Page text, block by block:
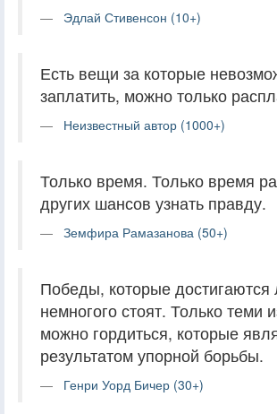
Эдлай Стивенсон (10+)
Есть вещи за которые
заплатить, можно только
Неизвестный автор (1000+)
Только время. Только время
других шансов узнать правду.
Земфира Рамазанова (50+)
Победы, которые достигаются
немногого стоят. Только теми
можно гордиться, которые
результатом упорной борьбы.
Генри Уорд Бичер (30+)